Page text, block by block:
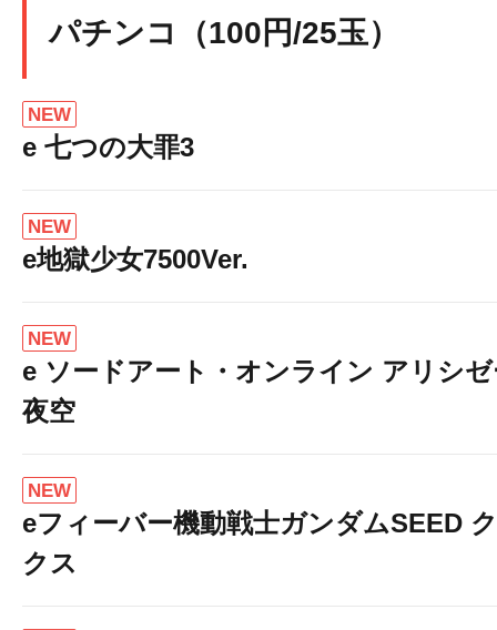
パチンコ（100円/25玉）
NEW
e 七つの大罪3
NEW
e地獄少女7500Ver.
NEW
e ソードアート・オンライン アリシ
夜空
NEW
eフィーバー機動戦士ガンダムSEED
クス